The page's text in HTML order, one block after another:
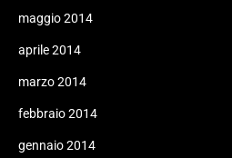
maggio 2014
aprile 2014
marzo 2014
febbraio 2014
gennaio 2014